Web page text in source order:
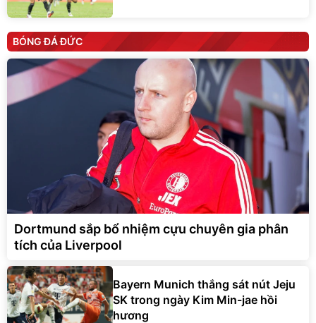
BÓNG ĐÁ ĐỨC
Dortmund sắp bổ nhiệm cựu chuyên gia phân
tích của Liverpool
Bayern Munich thắng sát nút Jeju
SK trong ngày Kim Min-jae hồi
hương